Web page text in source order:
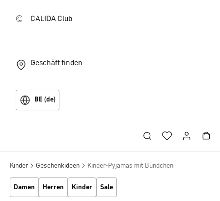
CALIDA Club
Geschäft finden
BE (de)
Kinder Geschenkideen Kinder-Pyjamas mit Bündchen
Damen Herren Kinder Sale